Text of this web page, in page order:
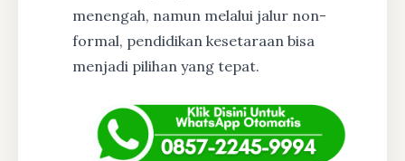
menengah, namun melalui jalur non-
formal, pendidikan kesetaraan bisa
menjadi pilihan yang tepat.